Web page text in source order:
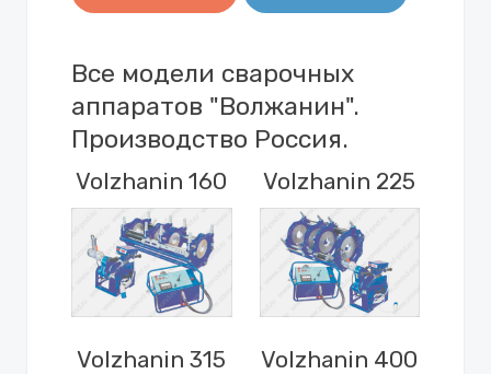
Все модели сварочных
аппаратов "Волжанин".
Производство Россия.
Volzhanin 160 Volzhanin 225
Volzhanin 315 Volzhanin 400